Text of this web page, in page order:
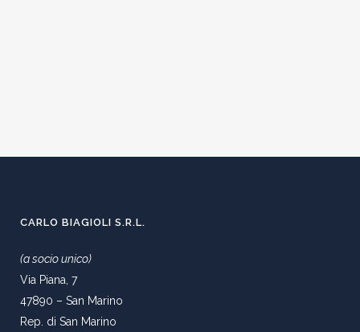
CARLO BIAGIOLI S.R.L.
(a socio unico)
Via Piana, 7
47890 – San Marino
Rep. di San Marino